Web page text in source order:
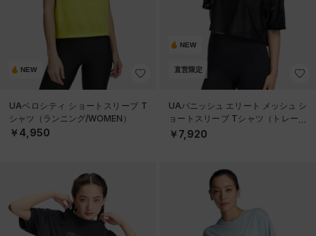
NEW
UAベロシティ ショートスリーブ T
シャツ（ランニング/WOMEN）
￥4,950
NEW
直営限定
UAバニッシュ エリート メッシュ シ
ョートスリーブ Tシャツ（トレーニ
ング/WOMEN）
￥7,920